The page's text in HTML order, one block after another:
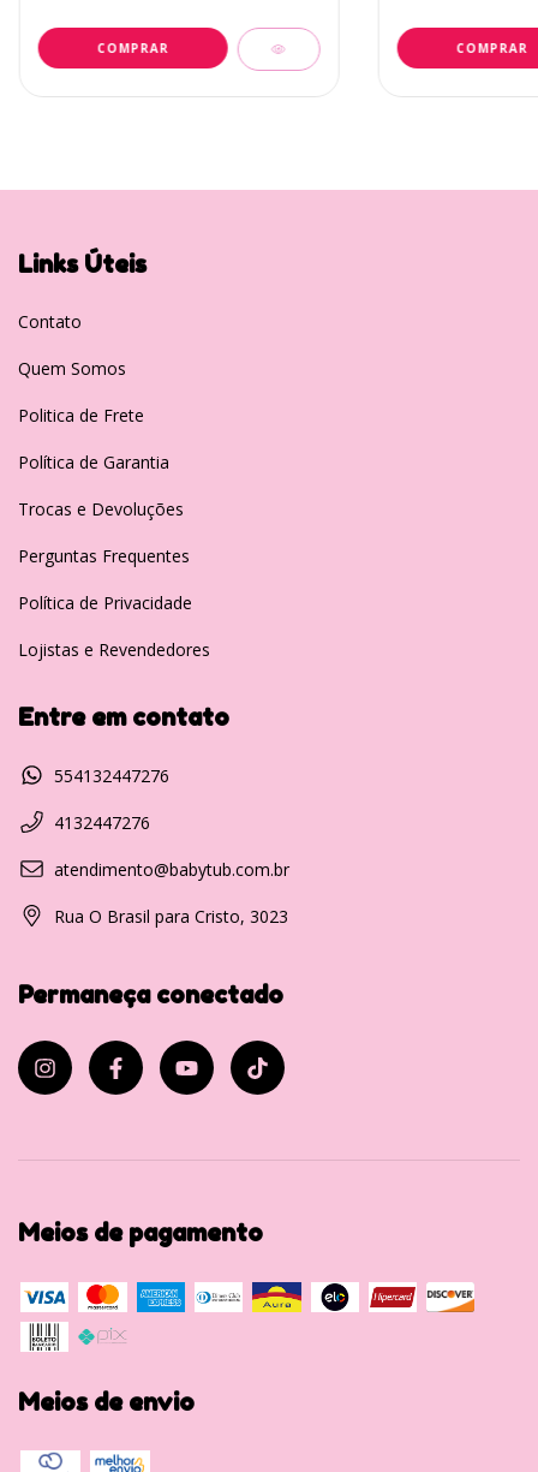
COMPRAR COMPRAR
Links Úteis
Contato
Quem Somos
Politica de Frete
Política de Garantia
Trocas e Devoluções
Perguntas Frequentes
Política de Privacidade
Lojistas e Revendedores
Entre em contato
554132447276
4132447276
atendimento@babytub.com.br
Rua O Brasil para Cristo, 3023
Permaneça conectado
Meios de pagamento
Meios de envio